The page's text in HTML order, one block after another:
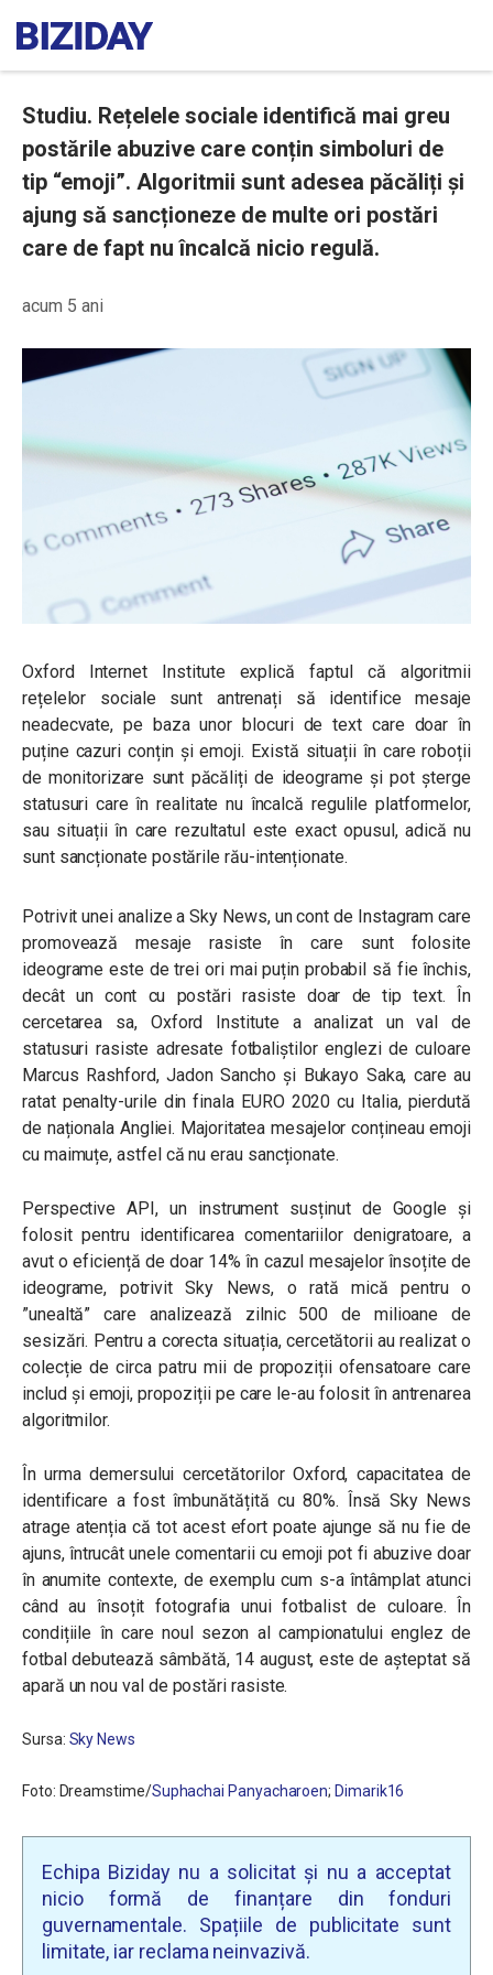
Studiu. Rețelele sociale identifică mai greu
postările abuzive care conțin simboluri de
tip “emoji”. Algoritmii sunt adesea păcăliți și
ajung să sancționeze de multe ori postări
care de fapt nu încalcă nicio regulă.
acum 5 ani
Oxford Internet Institute explică faptul că algoritmii
rețelelor sociale sunt antrenați să identifice mesaje
neadecvate, pe baza unor blocuri de text care doar în
puține cazuri conțin și emoji. Există situații în care roboții
de monitorizare sunt păcăliți de ideograme și pot șterge
statusuri care în realitate nu încalcă regulile platformelor,
sau situații în care rezultatul este exact opusul, adică nu
sunt sancționate postările rău-intenționate.
Potrivit unei analize a Sky News, un cont de Instagram care
promovează mesaje rasiste în care sunt folosite
ideograme este de trei ori mai puțin probabil să fie închis,
decât un cont cu postări rasiste doar de tip text. În
cercetarea sa, Oxford Institute a analizat un val de
statusuri rasiste adresate fotbaliștilor englezi de culoare
Marcus Rashford, Jadon Sancho și Bukayo Saka, care au
ratat penalty-urile din finala EURO 2020 cu Italia, pierdută
de naționala Angliei. Majoritatea mesajelor conțineau emoji
cu maimuțe, astfel că nu erau sancționate.
Perspective API, un instrument susținut de Google și
folosit pentru identificarea comentariilor denigratoare, a
avut o eficiență de doar 14% în cazul mesajelor însoțite de
ideograme, potrivit Sky News, o rată mică pentru o
”unealtă” care analizează zilnic 500 de milioane de
sesizări. Pentru a corecta situația, cercetătorii au realizat o
colecție de circa patru mii de propoziții ofensatoare care
includ și emoji, propoziții pe care le-au folosit în antrenarea
algoritmilor.
În urma demersului cercetătorilor Oxford, capacitatea de
identificare a fost îmbunătățită cu 80%. Însă Sky News
atrage atenția că tot acest efort poate ajunge să nu fie de
ajuns, întrucât unele comentarii cu emoji pot fi abuzive doar
în anumite contexte, de exemplu cum s-a întâmplat atunci
când au însoțit fotografia unui fotbalist de culoare. În
condițiile în care noul sezon al campionatului englez de
fotbal debutează sâmbătă, 14 august, este de așteptat să
apară un nou val de postări rasiste.
Sursa: Sky News
Foto: Dreamstime/Suphachai Panyacharoen; Dimarik16
Echipa Biziday nu a solicitat și nu a acceptat
nicio formă de finanțare din fonduri
guvernamentale. Spațiile de publicitate sunt
limitate, iar reclama neinvazivă.